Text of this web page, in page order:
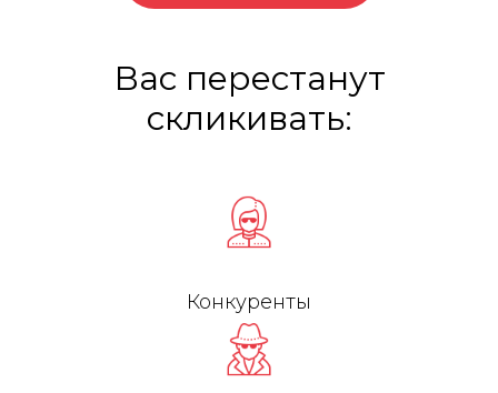
Вас перестанут
скликивать:
Конкуренты